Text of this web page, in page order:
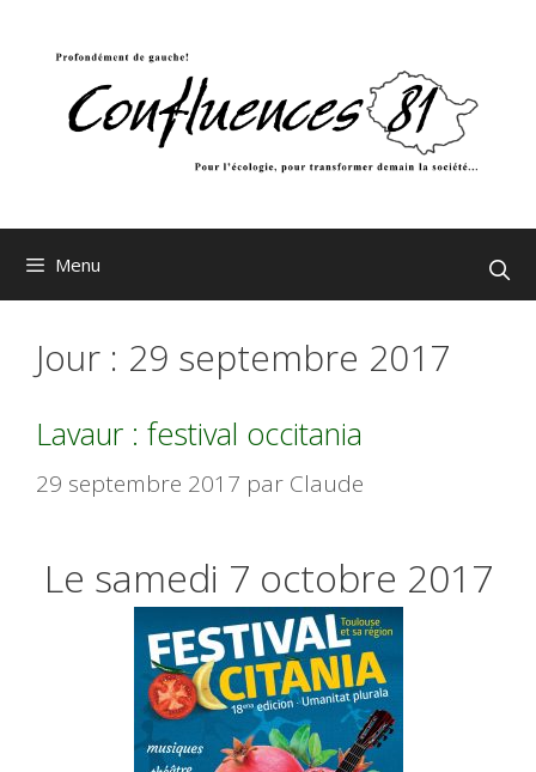
Menu
Jour : 29 septembre 2017
Lavaur : festival occitania
29 septembre 2017 par Claude
Le samedi 7 octobre 2017